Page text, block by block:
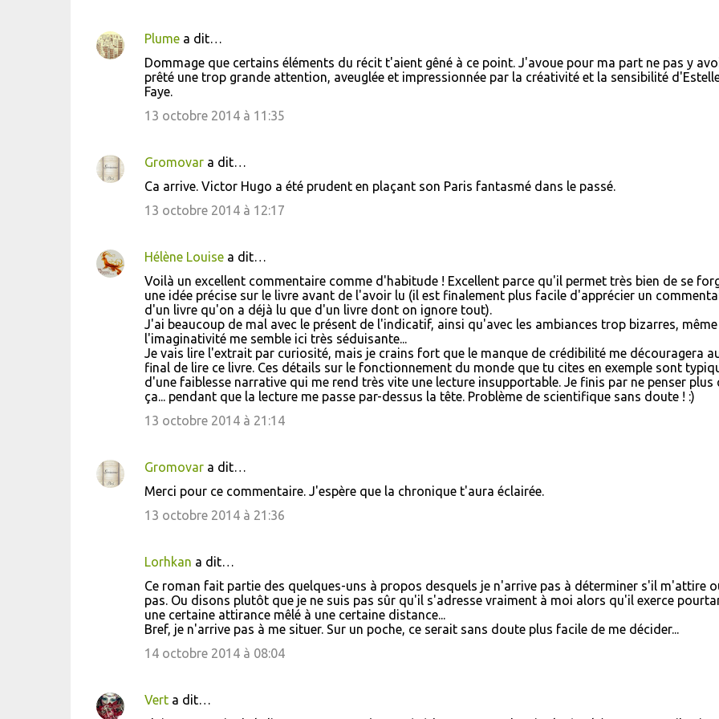
C
n
t
r
e
Plumea dit…
Dommage que certains éléments du récit t'aient gêné à ce point. J'avoue pour ma part ne pas y
prêté une trop grande attention, aveuglée et impressionnée par la créativité et la sensibilité
Faye.
13 octobre 2014 à 11:35
Gromovara dit…
Ca arrive. Victor Hugo a été prudent en plaçant son Paris fantasmé dans le passé.
13 octobre 2014 à 12:17
Hélène Louisea dit…
Voilà un excellent commentaire comme d'habitude ! Excellent parce qu'il permet très bien de se
une idée précise sur le livre avant de l'avoir lu (il est finalement plus facile d'apprécier un
d'un livre qu'on a déjà lu que d'un livre dont on ignore tout).
J'ai beaucoup de mal avec le présent de l'indicatif, ainsi qu'avec les ambiances trop bizarres, même
l'imaginativité me semble ici très séduisante...
Je vais lire l'extrait par curiosité, mais je crains fort que le manque de crédibilité me découragera
final de lire ce livre. Ces détails sur le fonctionnement du monde que tu cites en exemple sont
d'une faiblesse narrative qui me rend très vite une lecture insupportable. Je finis par ne penser plus
ça... pendant que la lecture me passe par-dessus la tête. Problème de scientifique sans doute ! :)
13 octobre 2014 à 21:14
Gromovara dit…
Merci pour ce commentaire. J'espère que la chronique t'aura éclairée.
13 octobre 2014 à 21:36
Lorhkan a dit…
Ce roman fait partie des quelques-uns à propos desquels je n'arrive pas à déterminer s'il m'attire
pas. Ou disons plutôt que je ne suis pas sûr qu'il s'adresse vraiment à moi alors qu'il exerce
une certaine attirance mêlé à une certaine distance...
Bref, je n'arrive pas à me situer. Sur un poche, ce serait sans doute plus facile de me décider...
14 octobre 2014 à 08:04
Verta dit…